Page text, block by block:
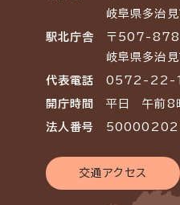
岐阜県多治
駅北庁舎
〒507-
岐阜県多治
代表電話 0572-22-
開庁時間 平日 午前8
法人番号
交通アクセス